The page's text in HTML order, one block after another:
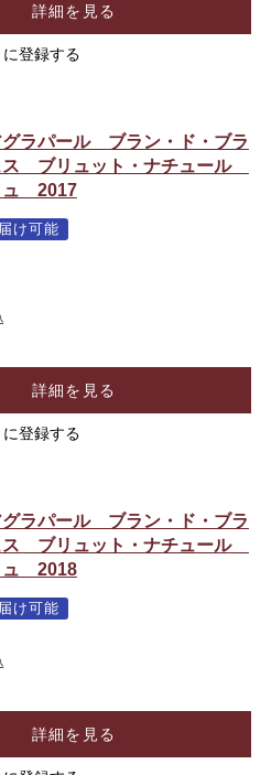
詳細を見る
登録する
グラパール ブラン・ド・ブラ
ブリュット・ナチュール
ュ 2017
け可能
詳細を見る
登録する
グラパール ブラン・ド・ブラ
ブリュット・ナチュール
ュ 2018
け可能
詳細を見る